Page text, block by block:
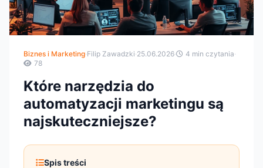
Biznes i Marketing·Filip Zawadzki·25.06.2026· 4 min czytania·
78
Które narzędzia do
automatyzacji marketingu są
najskuteczniejsze?
Spis treści